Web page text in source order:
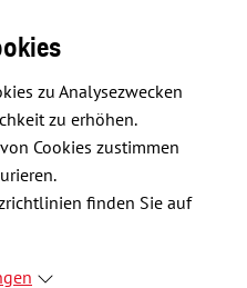
zu Analysezwecken
zu erhöhen.
Cookies zustimmen
finden Sie auf